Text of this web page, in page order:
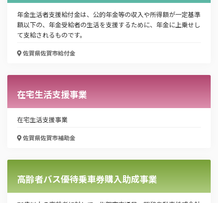
メールアドレス
「PDF資料ダウンロード」ボタンを押下した時点
で本サービスの
れます。
年金生活者支援給付金は、公的年金等の収入や所得額が一定基準
額以下の、年金受給者の生活を支援するために、年金に上乗せし
て支給されるものです。
佐賀県佐賀市給付金
在宅生活支援事業
在宅生活支援事業
佐賀県佐賀市補助金
高齢者バス優待乗車券購入助成事業